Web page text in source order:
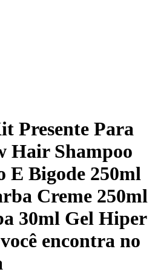
Presente Para
Hair Shampoo
E Bigode 250ml
Creme 250ml
30ml Gel Hiper
você encontra no